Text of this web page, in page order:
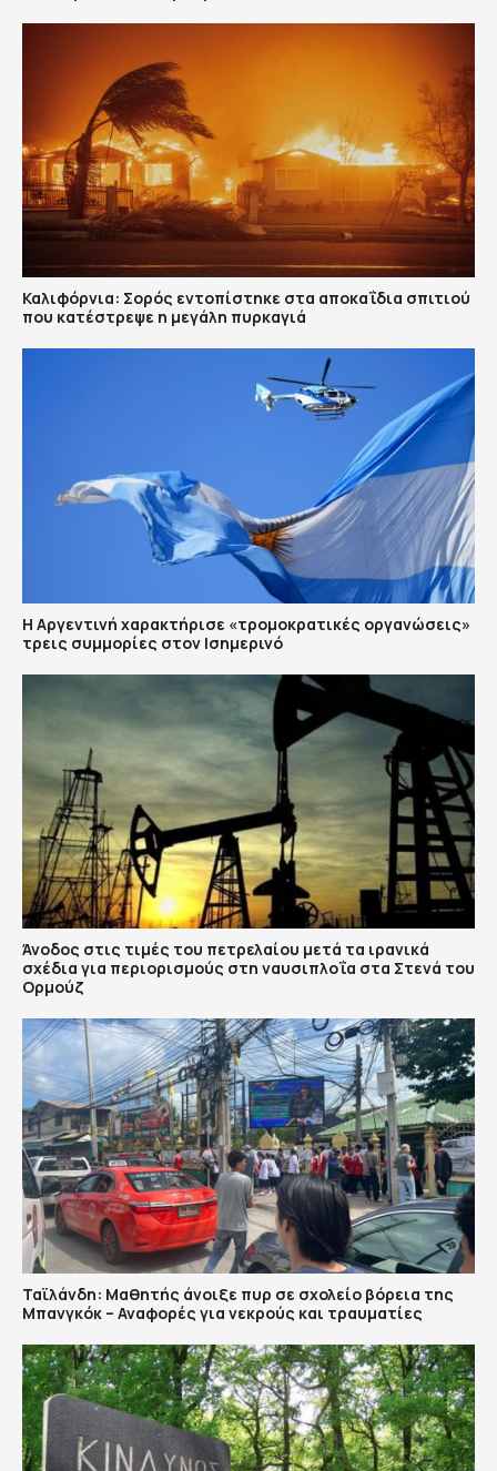
Καλιφόρνια: Σορός εντοπίστηκε στα αποκαΐδια σπιτιού
που κατέστρεψε η μεγάλη πυρκαγιά
Η Αργεντινή χαρακτήρισε «τρομοκρατικές οργανώσεις»
τρεις συμμορίες στον Ισημερινό
Άνοδος στις τιμές του πετρελαίου μετά τα ιρανικά
σχέδια για περιορισμούς στη ναυσιπλοΐα στα Στενά του
Ορμούζ
Ταϊλάνδη: Μαθητής άνοιξε πυρ σε σχολείο βόρεια της
Μπανγκόκ – Αναφορές για νεκρούς και τραυματίες